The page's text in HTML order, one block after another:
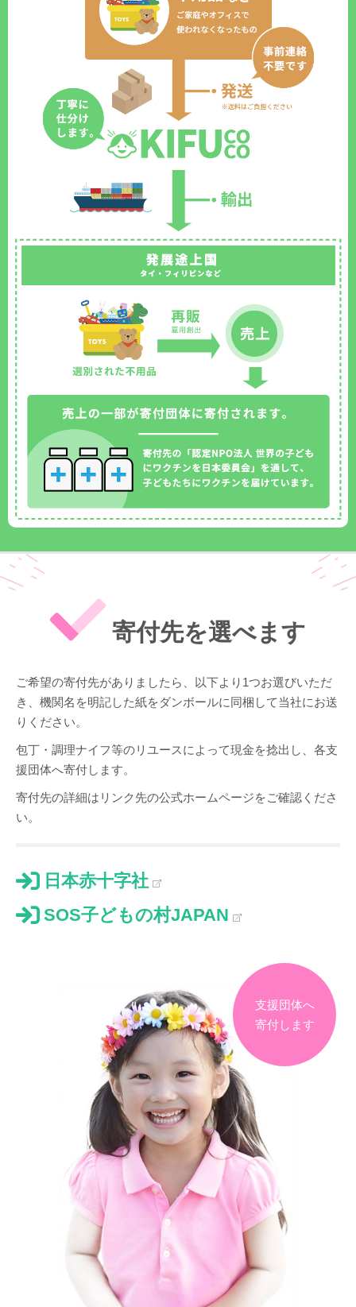
寄付先を選べます
ご希望の寄付先がありましたら、以下より1つお選びいただ
き、機関名を明記した紙をダンボールに同梱して当社にお送
りください。
包丁・調理ナイフ等のリユースによって現金を捻出し、各支
援団体へ寄付します。
寄付先の詳細はリンク先の公式ホームページをご確認くださ
い。
日本赤十字社
SOS子どもの村JAPAN
支援団体へ
寄付します